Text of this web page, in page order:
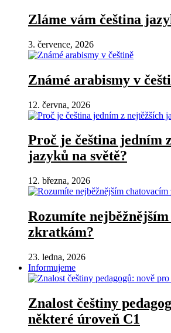
Zláme vám čeština
3. července, 2026
Známé arabismy v
12. června, 2026
Proč je čeština jedním
jazyků na světě?
12. března, 2026
Rozumíte
zkratkám?
23. ledna, 2026
Informujeme
Znalost češtiny
některé úroveň C1